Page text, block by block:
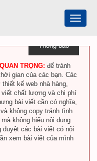
Toggle
Thông báo
TRỌNG: để tránh
gian của các bạn. Các
kế web nhà hàng,
chất lượng và chi phí
bài viết cần có nghĩa,
không copy tránh tình
không hiểu nội dung
duyệt các bài viết có nội
xem bài viết của mình